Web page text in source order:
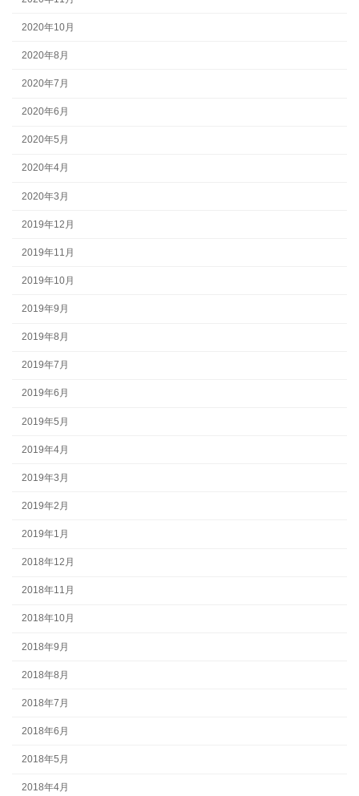
2020年10月
2020年8月
2020年7月
2020年6月
2020年5月
2020年4月
2020年3月
2019年12月
2019年11月
2019年10月
2019年9月
2019年8月
2019年7月
2019年6月
2019年5月
2019年4月
2019年3月
2019年2月
2019年1月
2018年12月
2018年11月
2018年10月
2018年9月
2018年8月
2018年7月
2018年6月
2018年5月
2018年4月